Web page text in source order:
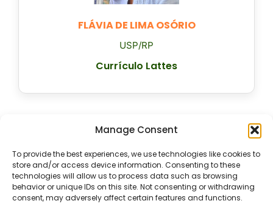
Manage Consent
To provide the best experiences, we use technologies like cookies to
store and/or access device information. Consenting to these
technologies will allow us to process data such as browsing
behavior or unique IDs on this site. Not consenting or withdrawing
consent, may adversely affect certain features and functions.
FLÁVIA DE LIMA OSÓRIO
USP/RP
Currículo Lattes